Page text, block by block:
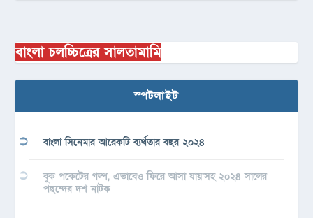
বাংলা চলচ্চিত্রের সালতামামি
স্পটলাইট
বাংলা সিনেমার আরেকটি ব্যর্থতার বছর ২০২৪
বুক পকেটের গল্প, এভাবেও ফিরে আসা যায়’সহ ২০২৪ সালের
পছন্দের দশ নাটক